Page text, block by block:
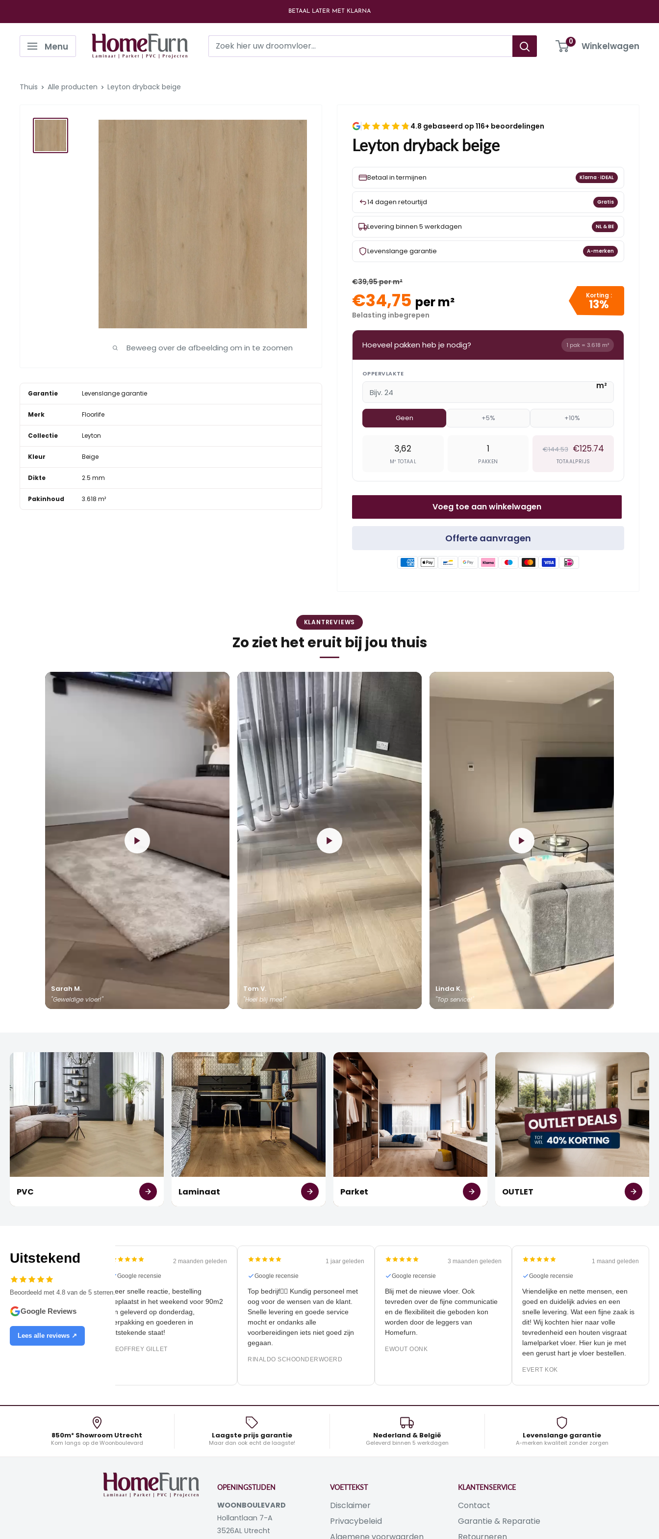
naar
BETAAL LATER MET KLARNA
Menu
Homefurn 0 Winkelwagen
Thuis Alle producten Leyton dryback beige
Beweeg over de afbeelding om in te zoomen
Garantie Levenslange garantie
Merk Floorlife
Collectie Leyton
Kleur Beige
Dikte 2.5 mm
Pakinhoud 3.618 m²
4.8 gebaseerd op 116+ beoordelingen
Leyton dryback beige
Betaal in termijnen Klarna · iDEAL
14 dagen retourtijd Gratis
Levering binnen 5 werkdagen NL & BE
Levenslange garantie A-merken
€39,95 per m²
€34,75 per m²
Belasting inbegrepen
Korting :
13%
Hoeveel pakken heb je nodig? 1 pak = 3.618 m²
OPPERVLAKTE
m²
Geen +5% +10%
3,62
M² TOTAAL
1
PAKKEN
€144.53 €125.74
TOTAALPRIJS
Voeg toe aan winkelwagen
Offerte aanvragen
KLANTREVIEWS
Zo ziet het eruit bij jou thuis
Sarah M.
"Geweldige vloer!"
Tom V.
"Heel blij mee!"
Linda K.
"Top service!"
PVC Laminaat Parket OUTLET
Uitstekend
Beoordeeld met 4.8 van de 5 sterren.
Google Reviews
Lees alle reviews ↗
2 maanden geleden
Google recensie
Zeer snelle reactie, bestelling
geplaatst in het weekend voor 90m2
en geleverd op donderdag,
verpakking en goederen in
uitstekende staat!
GEOFFREY GILLET
1 jaar geleden
Google recensie
Top bedrijf👍🏻 Kundig personeel met
oog voor de wensen van de klant.
Snelle levering en goede service
mocht er ondanks alle
voorbereidingen iets niet goed zijn
gegaan.
RINALDO SCHOONDERWOERD
3 maanden geleden
Google recensie
Blij met de nieuwe vloer. Ook
tevreden over de fijne communicatie
en de flexibiliteit die geboden kon
worden door de leggers van
Homefurn.
EWOUT OONK
1 maand geleden
Google recensie
Vriendelijke en nette mensen, een
goed en duidelijk advies en een
snelle levering. Wat een fijne zaak is
dit! Wij kochten hier naar volle
tevredenheid een houten visgraat
lamelparket vloer. Hier kun je met
een gerust hart je vloer bestellen.
EVERT KOK
850m² Showroom Utrecht
Kom langs op de Woonboulevard
Laagste prijs garantie
Maar dan ook echt de laagste!
Nederland & België
Geleverd binnen 5 werkdagen
Levenslange garantie
A-merken kwaliteit zonder zorgen
OPENINGSTIJDEN
WOONBOULEVARD
Hollantlaan 7-A
3526AL Utrecht
VOETTEKST
Disclaimer
Privacybeleid
KLANTENSERVICE
Contact
Garantie & Reparatie